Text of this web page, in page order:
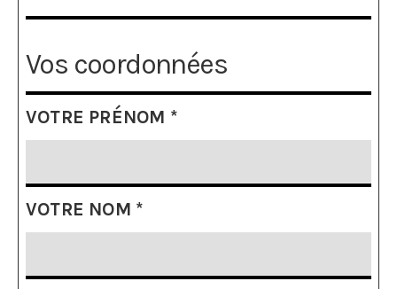
Vos coordonnées
VOTRE PRÉNOM *
VOTRE NOM *